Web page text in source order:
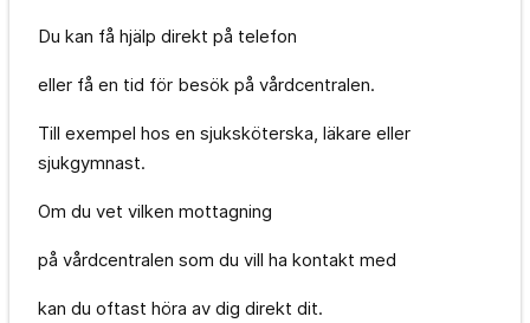
Du kan få hjälp direkt på telefon
eller få en tid för besök på vårdcentralen.
Till exempel hos en sjuksköterska, läkare eller
sjukgymnast.
Om du vet vilken mottagning
på vårdcentralen som du vill ha kontakt med
kan du oftast höra av dig direkt dit.